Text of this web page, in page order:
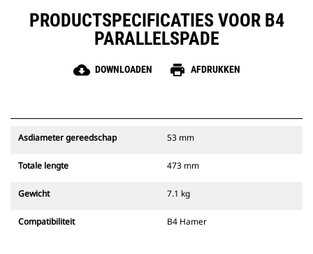
PRODUCTSPECIFICATIES VOOR B4
PARALLELSPADE
cloud_download DOWNLOADEN print AFDRUKKEN
Asdiameter gereedschap 53 mm
Totale lengte 473 mm
Gewicht 7.1 kg
Compatibiliteit B4 Hamer